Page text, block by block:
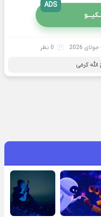
ADS
0 نظر
الله کرمی